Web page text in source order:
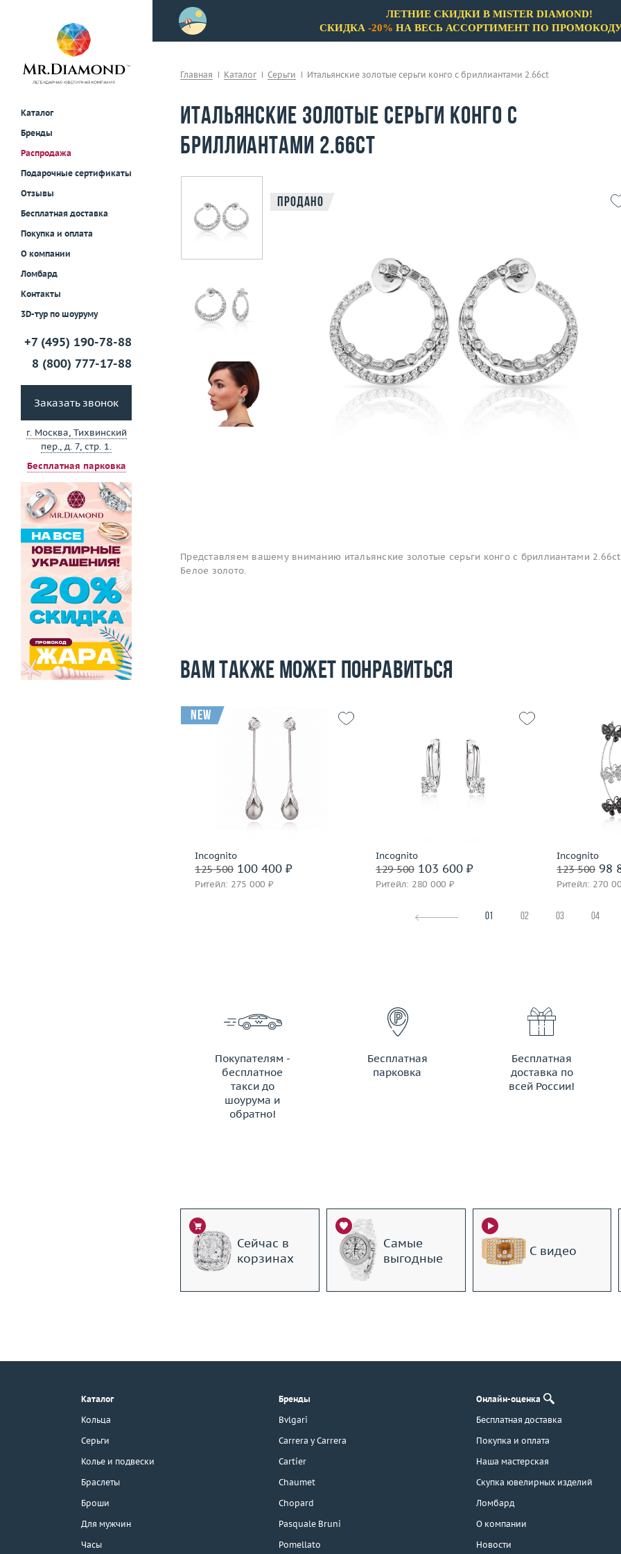
Каталог
Бренды
Распродажа
Подарочные сертификаты
Отзывы
Бесплатная доставка
Покупка и оплата
О компании
Ломбард
Контакты
3D-тур по шоуруму
+7 (495) 190-78-88
8 (800) 777-17-88
Заказать звонок
г. Москва, Тихвинский
пер., д. 7, стр. 1.
Бесплатная парковка
г. Москва, Тихвинский пер., д. 7,
3D-тур по шоуруму
примерки!
ЛЕТНИЕ СКИДКИ В MISTER DIAMOND!
СКИДКА -20% НА ВЕСЬ АССОРТИМЕНТ ПО
Главная Каталог Серьги Итальянские золотые серьги конго с бриллиантами 2.66ct
Итальянские золотые серьги конго с
бриллиантами 2.66ct
Продано
Представляем вашему вниманию итальянские золотые серьги конго с бриллиантами
Белое золото.
Вам также может понравиться
Incognito
125 500100 400 ₽
Ритейл: 275 000 ₽
new
золото 585 пробы
Подробнее
Incognito
129 500103 600 ₽
Ритейл: 280 000 ₽
золото 585 пробы
Подробнее
Incognito
123 50098
Ритейл: 270
Материал
01 02 03 04
Покупателям -
бесплатное
такси до
шоурума и
обратно!
ЗАКАЗАТЬ ТАКСИ
Бесплатная
парковка
Бесплатная
доставка по
всей России!
Сейчас в
корзинах
Самые
выгодные
С видео
Каталог
Кольца
Серьги
Колье и подвески
Браслеты
Броши
Для мужчин
Часы
Бренды
Bvlgari
Carrera y Carrera
Cartier
Chaumet
Chopard
Pasquale Bruni
Pomellato
Онлайн-оценка
Бесплатная доставка
Покупка и оплата
Наша мастерская
Скупка ювелирных изделий
Ломбард
О компании
Новости